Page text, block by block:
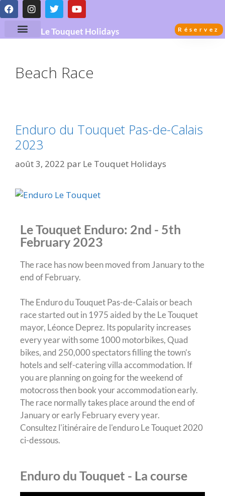
Le Touquet Holidays Réservez
Beach Race
Enduro du Touquet Pas-de-Calais
2023
août 3, 2022 par Le Touquet Holidays
Le Touquet Enduro: 2nd - 5th
February 2023
The race has now been moved from January to the
end of February.
The Enduro du Touquet Pas-de-Calais or beach
race started out in 1975 aided by the Le Touquet
mayor, Léonce Deprez. Its popularity increases
every year with some 1000 motorbikes, Quad
bikes, and 250,000 spectators filling the town’s
hotels and self-catering villa accommodation. If
you are planning on going for the weekend of
motocross then book your accommodation early.
The race normally takes place around the end of
January or early February every year.
Consultez l'itinéraire de l'enduro Le Touquet 2020
ci-dessous.
Enduro du Touquet - La course